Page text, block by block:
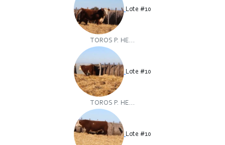
Lote #10
TOROS P. HE...
Lote #10
TOROS P. HE...
Lote #10